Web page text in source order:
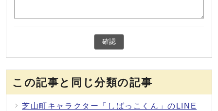
確認
この記事と同じ分類の記事
芝山町キャラクター「しばっこくん」のLINE